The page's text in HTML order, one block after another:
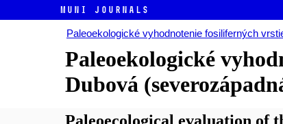
MUNI JOURNALS
Paleoekologické vyhodnotenie fosiliferných